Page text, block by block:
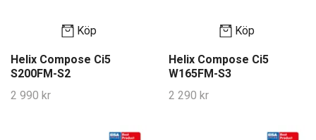
Köp
Helix Compose Ci5
S200FM-S2
2 990 kr
Köp
Helix Compose Ci5
W165FM-S3
2 290 kr